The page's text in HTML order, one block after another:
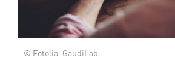
© Fotolia: GaudiLab